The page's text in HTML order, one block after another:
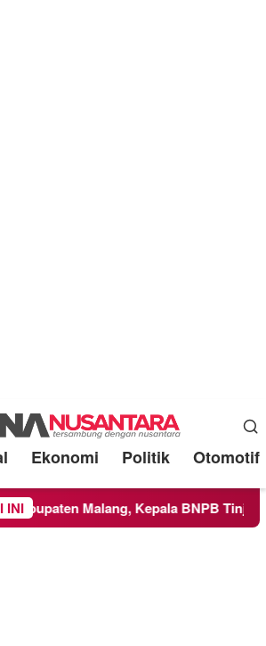
Ekonomi Politik Otomotif
INI Malang, Kepala BNPB Tinjau